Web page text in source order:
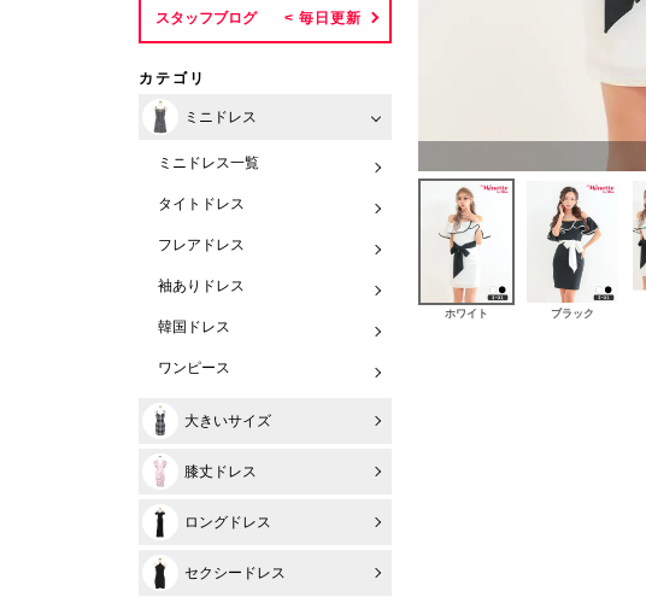
スタッフブログ
カテゴリ
ミニドレス
ミニドレス一覧
タイトドレス
フレアドレス
袖ありドレス
韓国ドレス
ワンピース
大きいサイズ
膝丈ドレス
ロングドレス
セクシードレス
ホワイト ブラック